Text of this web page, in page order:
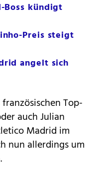
Boss kündigt
Preis steigt
angelt sich
Top-
auch Julian
Madrid im
nun allerdings um